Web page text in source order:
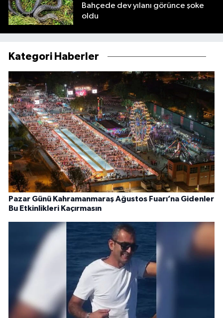
Bahçede dev yılanı görünce şoke
oldu
Kategori Haberler
Pazar Günü Kahramanmaraş Ağustos Fuarı’na Gidenler
Bu Etkinlikleri Kaçırmasın